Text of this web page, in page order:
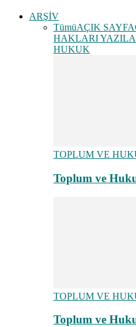
ARŞİV
TümüAÇIK SAYFA
HAKLARI
HUKUK
TOPLUM VE
Toplum ve
TOPLUM VE
Toplum ve